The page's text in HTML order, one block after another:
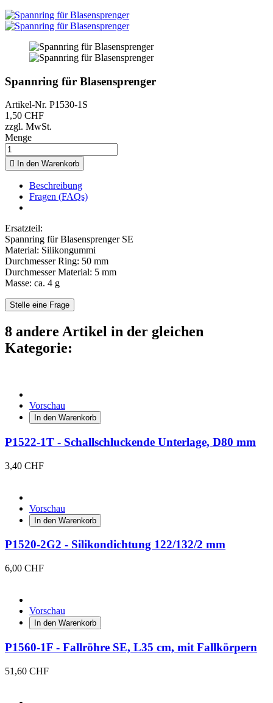
Spannring für Blasensprenger
Artikel-Nr. P1530-1S
1,50 CHF
zzgl. MwSt.
Menge
 In den Warenkorb
Beschreibung
Fragen (FAQs)
Ersatzteil:
Spannring für Blasensprenger SE
Material: Silikongummi
Durchmesser Ring: 50 mm
Durchmesser Material: 5 mm
Masse: ca. 4 g
Stelle eine Frage
8 andere Artikel in der gleichen
Kategorie:
Vorschau
In den Warenkorb
P1522-1T - Schallschluckende Unterlage, D80 mm
3,40 CHF
Vorschau
In den Warenkorb
P1520-2G2 - Silikondichtung 122/132/2 mm
6,00 CHF
Vorschau
In den Warenkorb
P1560-1F - Fallröhre SE, L35 cm, mit Fallkörpern
51,60 CHF